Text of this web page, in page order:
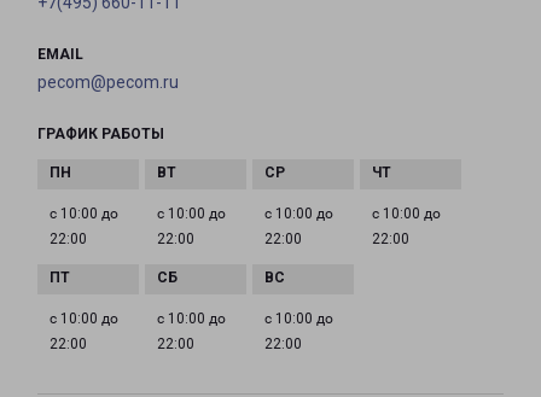
EMAIL
pecom@pecom.ru
ГРАФИК РАБОТЫ
с 10:00 до
22:00
с 10:00 до
22:00
с 10:00 до
22:00
с 10:00 до
22:00
с 10:00 до
22:00
с 10:00 до
22:00
с 10:00 до
22:00